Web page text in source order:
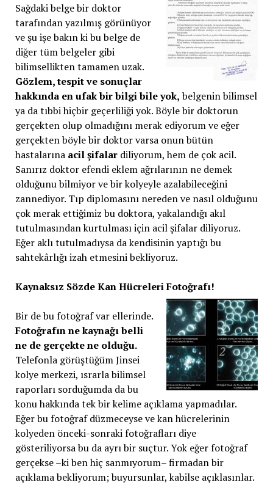
Sağdaki belge bir doktor
tarafından yazılmış görünüyor
ve şu işe bakın ki bu belge de
diğer tüm belgeler gibi
bilimsellikten tamamen uzak.
Gözlem, tespit ve sonuçlar
hakkında en ufak bir bilgi bile yok,belgenin bilimsel
ya da tıbbi hiçbir geçerliliği yok. Böyle bir doktorun
gerçekten olup olmadığını merak ediyorum ve eğer
gerçekten böyle bir doktor varsa onun bütün
hastalarına acil şifalardiliyorum, hem de çok acil.
Sanırız doktor efendi eklem ağrılarının ne demek
olduğunu bilmiyor ve bir kolyeyle azalabileceğini
zannediyor. Tıp diplomasını nereden ve nasıl olduğunu
çok merak ettiğimiz bu doktora, yakalandığı akıl
tutulmasından kurtulması için acil şifalar diliyoruz.
Eğer aklı tutulmadıysa da kendisinin yaptığı bu
sahtekârlığı izah etmesini bekliyoruz.
Kaynaksız Sözde Kan Hücreleri Fotoğrafı!
Bir de bu fotoğraf var ellerinde.
Fotoğrafın ne kaynağı belli
ne de gerçekte ne olduğu.
Telefonla görüştüğüm Jinsei
kolye merkezi, ısrarla bilimsel
raporları sorduğumda da bu
konu hakkında tek bir kelime açıklama yapmadılar.
Eğer bu fotoğraf düzmeceyse ve kan hücrelerinin
kolyeden önceki-sonraki fotoğrafları diye
gösteriliyorsa bu da ayrı bir suçtur. Yok eğer fotoğraf
gerçekse –ki ben hiç sanmıyorum– firmadan bir
açıklama bekliyorum; buyursunlar, kabilse açıklasınlar.